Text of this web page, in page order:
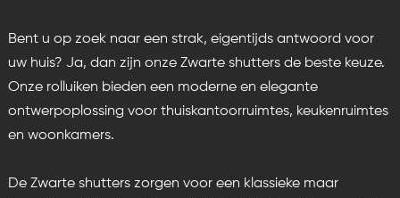
Bent u op zoek naar een strak, eigentijds antwoord voor
uw huis? Ja, dan zijn onze Zwarte shutters de beste keuze.
Onze rolluiken bieden een moderne en elegante
ontwerpoplossing voor thuiskantoorruimtes, keukenruimtes
en woonkamers.
De Zwarte shutters zorgen voor een klassieke maar